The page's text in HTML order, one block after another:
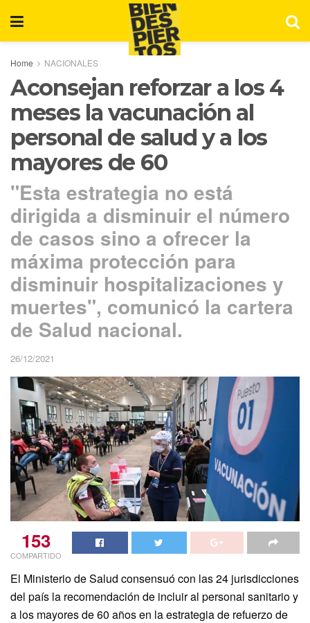
Home NACIONALES
Aconsejan reforzar a los 4
meses la vacunación al
personal de salud y a los
mayores de 60
"Esta estrategia no está
dirigida a disminuir el número
de casos sino a ofrecer la
máxima protección para
disminuir hospitalizaciones y
muertes", comunicó la cartera
de Salud nacional.
26/12/2021
153
COMPARTIDO
El Ministerio de Salud consensuó con las 24 jurisdicciones
del país la recomendación de incluir al personal sanitario y
a los mayores de 60 años en la estrategia de refuerzo de